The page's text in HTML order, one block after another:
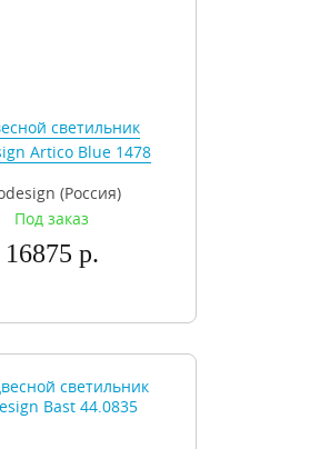
светильник
Artico Blue 1478
(Россия)
Под заказ
16875 р.